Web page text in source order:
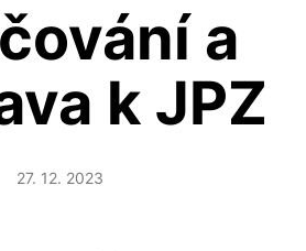
a
k JPZ
27. 12. 2023